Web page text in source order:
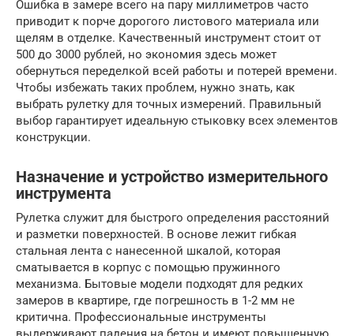
Ошибка в замере всего на пару миллиметров часто
приводит к порче дорогого листового материала или
щелям в отделке. Качественный инструмент стоит от
500 до 3000 рублей, но экономия здесь может
обернуться переделкой всей работы и потерей времени.
Чтобы избежать таких проблем, нужно знать, как
выбрать рулетку для точных измерений. Правильный
выбор гарантирует идеальную стыковку всех элементов
конструкции.
Назначение и устройство измерительного
инструмента
Рулетка служит для быстрого определения расстояний
и разметки поверхностей. В основе лежит гибкая
стальная лента с нанесенной шкалой, которая
сматывается в корпус с помощью пружинного
механизма. Бытовые модели подходят для редких
замеров в квартире, где погрешность в 1-2 мм не
критична. Профессиональные инструменты